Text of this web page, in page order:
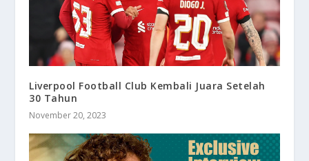
Liverpool Football Club Kembali Juara Setelah
30 Tahun
November 20, 2023